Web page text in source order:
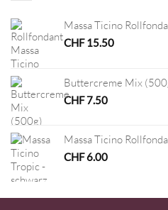
Massa Ticino
CHF15.50
Buttercreme Mix
CHF7.50
Massa Ticino
CHF6.00